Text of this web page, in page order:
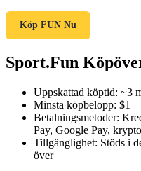
COIN-M Futures
Futures för kryptovaluta
TradFi
Köp FUN Nu
Sport.Fun
Uppskattad köptid: ~3
Minsta köpbelopp: $1
Betalningsmetoder:
Pay, Google Pay,
Tillgänglighet: Stöds i
över